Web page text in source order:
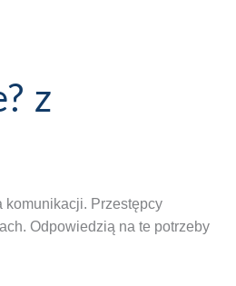
z
komunikacji. Przestępcy
Odpowiedzią na te potrzeby